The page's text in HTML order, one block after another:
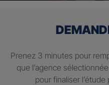
Prenez 3 minutes pour
que l’agence
pour finaliser